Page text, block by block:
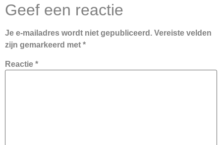
Geef een reactie
Je e-mailadres wordt niet gepubliceerd. Vereiste velden
zijn gemarkeerd met *
Reactie *